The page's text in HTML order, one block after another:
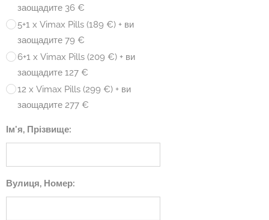
заощадите 36 €
5+1 x Vimax Pills (189 €) + ви
заощадите 79 €
6+1 x Vimax Pills (209 €) + ви
заощадите 127 €
12 x Vimax Pills (299 €) + ви
заощадите 277 €
Ім'я, Прізвище:
Вулиця, Номер: